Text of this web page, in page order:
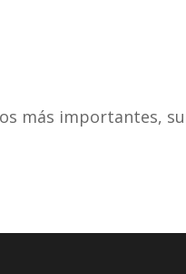
más importantes, su